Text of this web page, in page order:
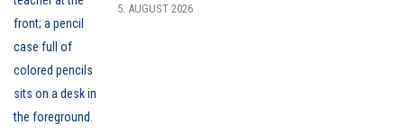
5. AUGUST 2026